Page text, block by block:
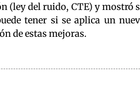
(ley del ruido, CTE) y mostró
tener si se aplica un
de estas mejoras.